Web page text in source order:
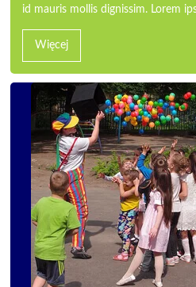
id mauris mollis dignissim. Lorem
Więcej